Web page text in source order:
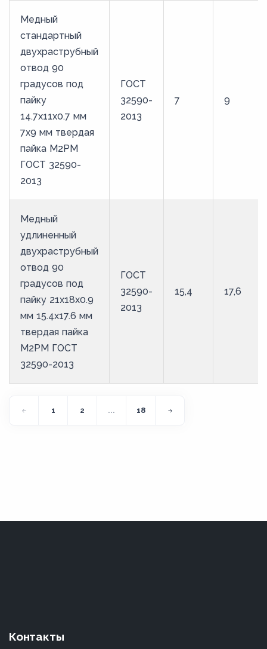
Медный
стандартный
двухраструбный
отвод 90
градусов под
пайку
14.7х11х0.7 мм
7х9 мм твердая
пайка М2РМ
ГОСТ 32590-
2013
ГОСТ
32590-
2013
7 9
Медный
удлиненный
двухраструбный
отвод 90
градусов под
пайку 21х18х0.9
мм 15.4х17.6 мм
твердая пайка
М2РМ ГОСТ
32590-2013
ГОСТ
32590-
2013
15,4 17,6
1 2 ... 18
Контакты